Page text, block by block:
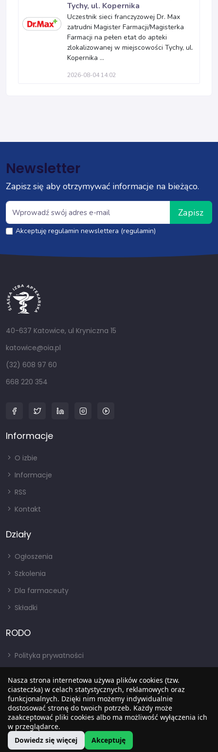
Tychy, ul. Kopernika
Uczestnik sieci franczyzowej Dr. Max
zatrudni Magister Farmacji/Magisterka
Farmacji na pełen etat do apteki
zlokalizowanej w miejscowości Tychy, ul.
Kopernika ...
2026-08-04 14:02
Newsletter
Zapisz się aby otrzymywać informacje na bieżąco.
Zapisz
Akceptuję regulamin newslettera (regulamin)
40-637 Katowice, ul Kryniczna 15
katowice@oia.pl
(32) 608 97 60
668 220 354
Informacje
O izbie
Informacje
RSS
Kontakt
Działy
Ogłoszenia
Szkolenia
Dla farmaceuty
Składki
RODO
Polityka prywatności
RODO
BIP
Copyright © 2022 SIA. Wszystkie prawa zastrzezone.
Nasza strona internetowa używa plików cookies (tzw.
ciasteczka) w celach statystycznych, reklamowych oraz
funkcjonalnych. Dzięki nim możemy indywidualnie
dostosować stronę do twoich potrzeb. Każdy może
zaakceptować pliki cookies albo ma możliwość wyłączenia ich
w przeglądarce.
Dowiedz się więcej
Akceptuję